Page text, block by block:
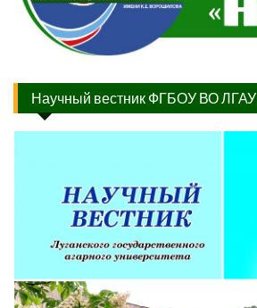
Научный вестник ФГБОУ ВО ЛГАУ